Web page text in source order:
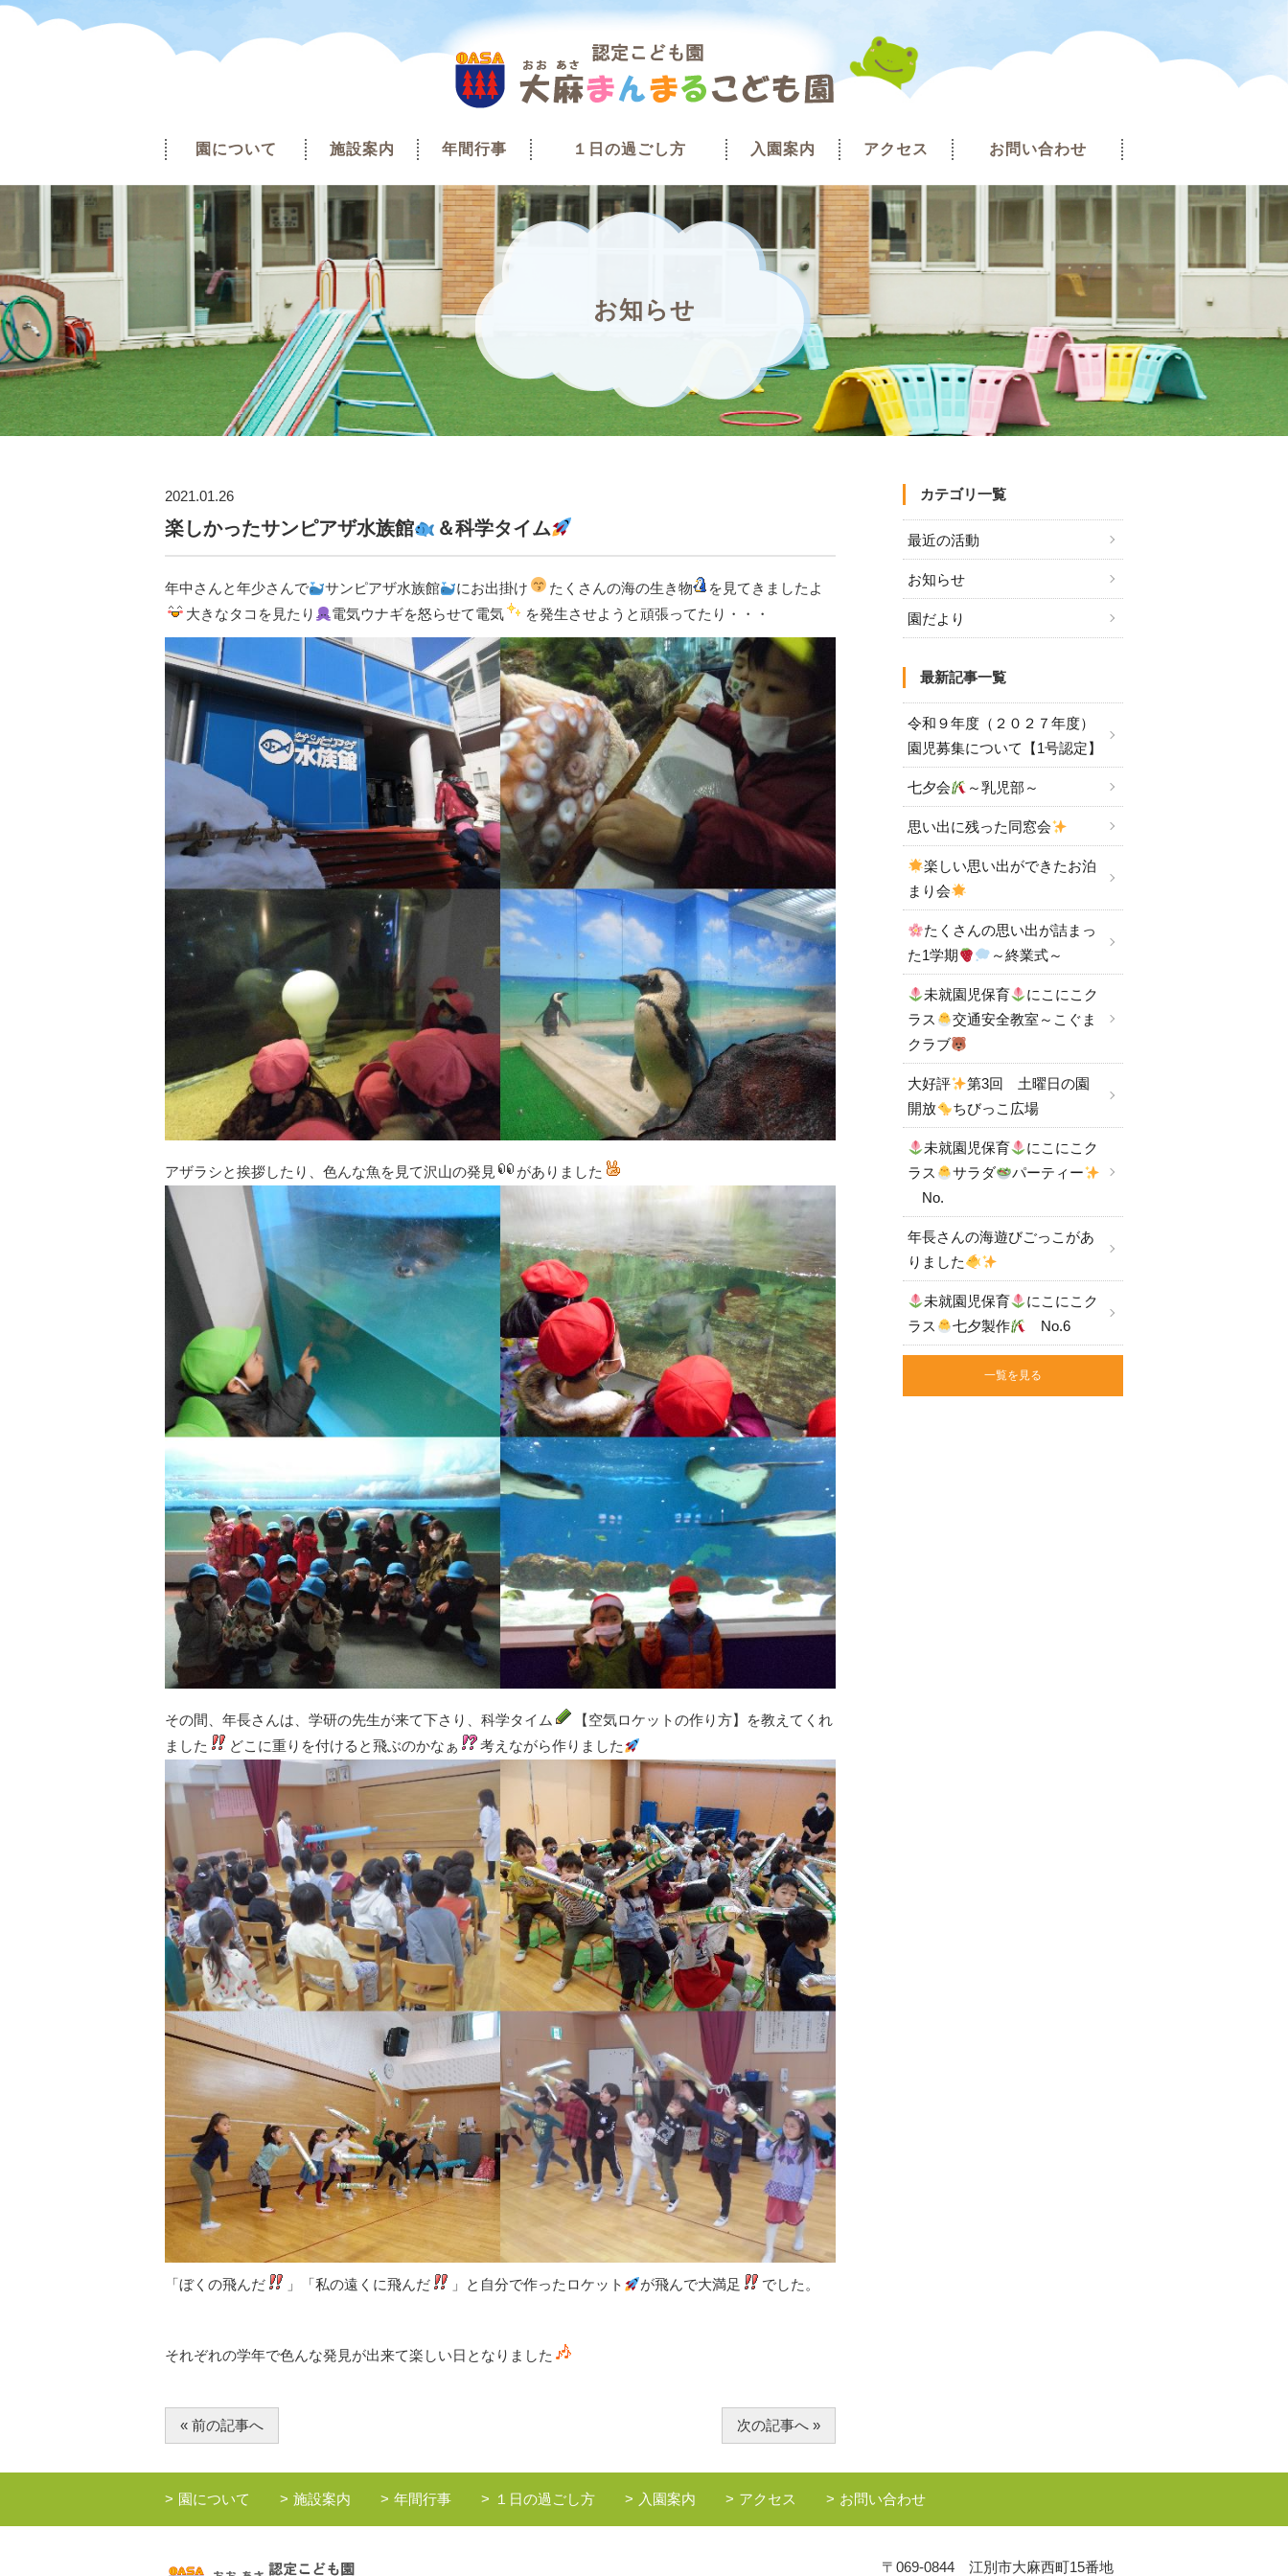
園について 施設案内 年間行事 １日の過ごし方 入園案内 アクセス お問い合わせ
お知らせ
2021.01.26
楽しかったサンピアザ水族館 ＆科学タイム
年中さんと年少さんで サンピアザ水族館 にお出掛け たくさんの海の生き物
を見てきましたよ
大きなタコを見たり
電気ウナギを怒らせて電気 を発生させようと頑張ってたり・・・
アザラシと挨拶したり、色んな魚を見て沢山の発見 がありました
その間、年長さんは、学研の先生が来て下さり、科学タイム
【空気ロケットの作り方】を教えてくれ
ました
どこに重りを付けると飛ぶのかなぁ 考えながら作りました
「ぼくの飛んだ 」「私の遠くに飛んだ 」と自分で作ったロケット が飛んで大満足 でした。
それぞれの学年で色んな発見が出来て楽しい日となりました
« 前の記事へ 次の記事へ »
カテゴリ一覧
最近の活動
お知らせ
園だより
最新記事一覧
令和９年度（２０２７年度）
園児募集について【1号認定】
七夕会 ～乳児部～
思い出に残った同窓会
楽しい思い出ができたお泊
まり会
たくさんの思い出が詰まっ
た1学期
～終業式～
未就園児保育
にこにこク
ラス
交通安全教室～こぐま
クラブ
大好評
第3回 土曜日の園
開放
ちびっこ広場
未就園児保育
にこにこク
ラス
サラダ
パーティー
No.
年長さんの海遊びごっこがあ
りました
未就園児保育
にこにこク
ラス
七夕製作 No.6
一覧を見る
園について 施設案内 年間行事 １日の過ごし方 入園案内 アクセス お問い合わせ
〒069-0844 江別市大麻西町15番地